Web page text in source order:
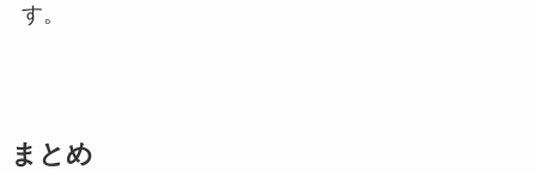
す。
まとめ